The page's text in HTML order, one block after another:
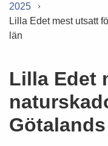
2025
Lilla Edet mest utsatt
län
Lilla Edet